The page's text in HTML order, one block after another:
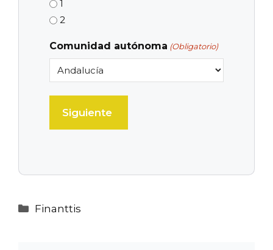
1
2
Comunidad autónoma (Obligatorio)
Categorías
Finanttis